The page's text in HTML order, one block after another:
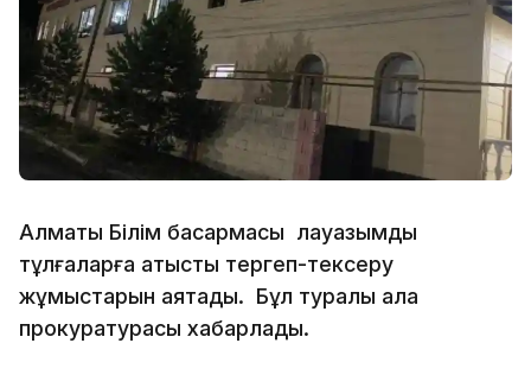
Алматы Білім басқармасы лауазымды
тұлғаларға қатысты тергеп-тексеру
жұмыстарын аяқтады. Бұл туралы қала
прокуратурасы хабарлады.